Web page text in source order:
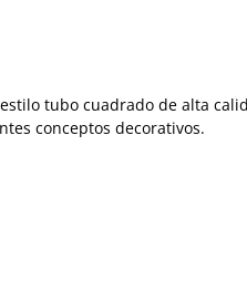
tubo cuadrado de alta
conceptos decorativos.